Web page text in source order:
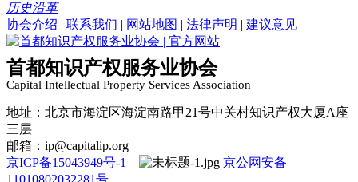
历史沿革
协会介绍
联系我们 网站地图 法律声明 建议意见
首都知识产权服务业协会
Capital Intellectual Property Services Association
地址：北京市海淀区海淀南路甲21号中关村知识产权大厦A座
三层
邮箱：ip@capitalip.org
京ICP备15043949号-1
京公网安备